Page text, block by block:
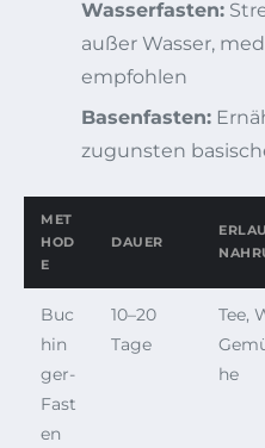
Wasserfasten:
außer Wasser,
empfohlen
Basenfasten:
zugunsten
MET
HOD
E
DAUER
Buc
hin
ger-
Fast
en
10–20
Tage
Tee,
he